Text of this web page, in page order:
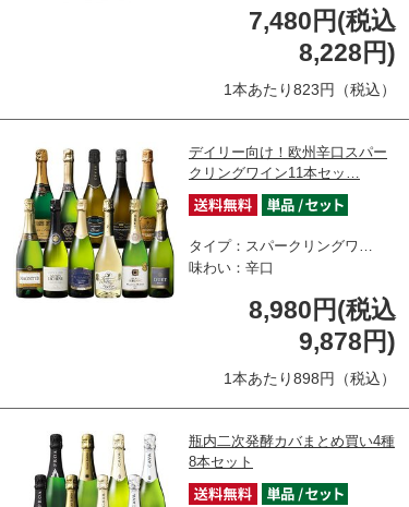
7,480円(税込
8,228円)
1本あたり823円（税込）
デイリー向け！欧州辛口スパー
クリングワイン11本セッ…
タイプ：スパークリングワ…
味わい：辛口
8,980円(税込
9,878円)
1本あたり898円（税込）
瓶内二次発酵カバまとめ買い4種
8本セット